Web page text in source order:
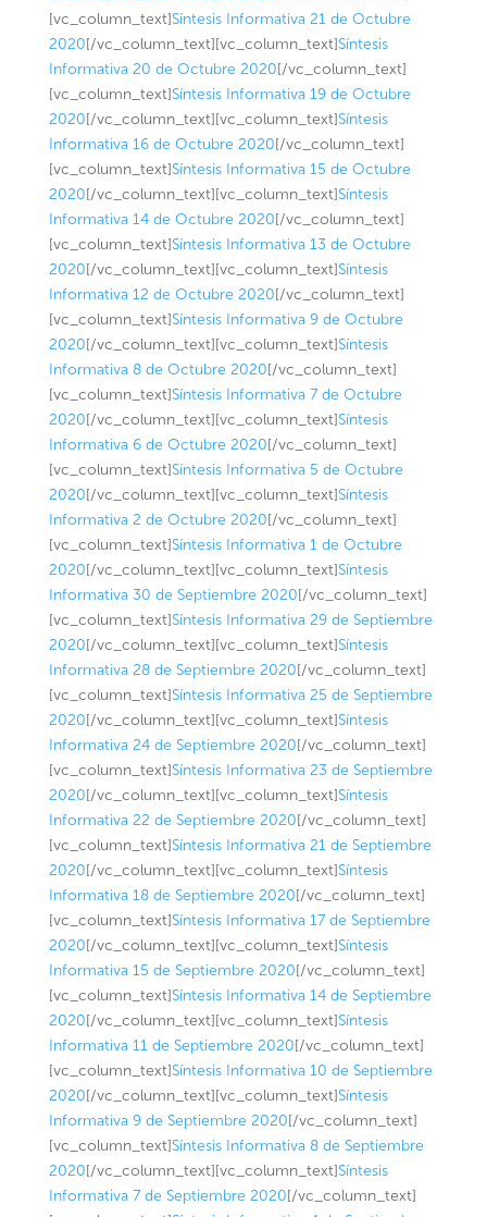
[vc_column_text]Síntesis Informativa 21 de Octubre
2020[/vc_column_text][vc_column_text]Síntesis
Informativa 20 de Octubre 2020[/vc_column_text]
[vc_column_text]Síntesis Informativa 19 de Octubre
2020[/vc_column_text][vc_column_text]Síntesis
Informativa 16 de Octubre 2020[/vc_column_text]
[vc_column_text]Síntesis Informativa 15 de Octubre
2020[/vc_column_text][vc_column_text]Síntesis
Informativa 14 de Octubre 2020[/vc_column_text]
[vc_column_text]Síntesis Informativa 13 de Octubre
2020[/vc_column_text][vc_column_text]Síntesis
Informativa 12 de Octubre 2020[/vc_column_text]
[vc_column_text]Síntesis Informativa 9 de Octubre
2020[/vc_column_text][vc_column_text]Síntesis
Informativa 8 de Octubre 2020[/vc_column_text]
[vc_column_text]Síntesis Informativa 7 de Octubre
2020[/vc_column_text][vc_column_text]Síntesis
Informativa 6 de Octubre 2020[/vc_column_text]
[vc_column_text]Síntesis Informativa 5 de Octubre
2020[/vc_column_text][vc_column_text]Síntesis
Informativa 2 de Octubre 2020[/vc_column_text]
[vc_column_text]Síntesis Informativa 1 de Octubre
2020[/vc_column_text][vc_column_text]Síntesis
Informativa 30 de Septiembre 2020[/vc_column_text]
[vc_column_text]Síntesis Informativa 29 de Septiembre
2020[/vc_column_text][vc_column_text]Síntesis
Informativa 28 de Septiembre 2020[/vc_column_text]
[vc_column_text]Síntesis Informativa 25 de Septiembre
2020[/vc_column_text][vc_column_text]Síntesis
Informativa 24 de Septiembre 2020[/vc_column_text]
[vc_column_text]Síntesis Informativa 23 de Septiembre
2020[/vc_column_text][vc_column_text]Síntesis
Informativa 22 de Septiembre 2020[/vc_column_text]
[vc_column_text]Síntesis Informativa 21 de Septiembre
2020[/vc_column_text][vc_column_text]Síntesis
Informativa 18 de Septiembre 2020[/vc_column_text]
[vc_column_text]Síntesis Informativa 17 de Septiembre
2020[/vc_column_text][vc_column_text]Síntesis
Informativa 15 de Septiembre 2020[/vc_column_text]
[vc_column_text]Síntesis Informativa 14 de Septiembre
2020[/vc_column_text][vc_column_text]Síntesis
Informativa 11 de Septiembre 2020[/vc_column_text]
[vc_column_text]Síntesis Informativa 10 de Septiembre
2020[/vc_column_text][vc_column_text]Síntesis
Informativa 9 de Septiembre 2020[/vc_column_text]
[vc_column_text]Síntesis Informativa 8 de Septiembre
2020[/vc_column_text][vc_column_text]Síntesis
Informativa 7 de Septiembre 2020[/vc_column_text]